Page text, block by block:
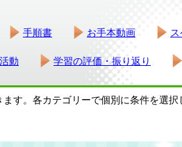
手順書 お手本動画
動 学習の評価・振り返り
す。各カテゴリーで個別に条件を選択